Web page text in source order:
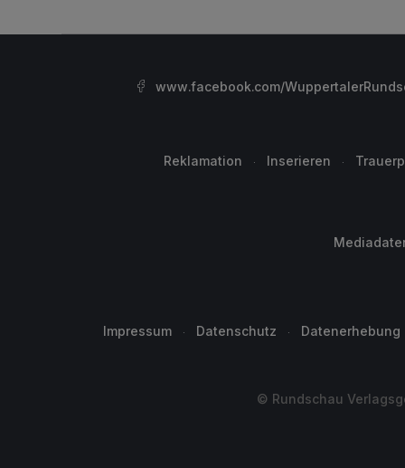
www.facebook.com/
Reklamation Inserieren
Impressum Datenschutz Datenerhebung
© Rundschau